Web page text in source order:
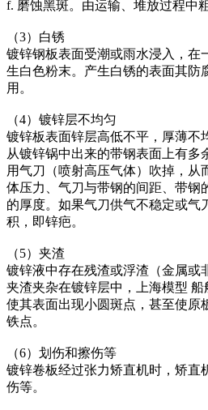
f. 磨蚀黑斑。由运输、堆放过程中
（3）白锈
镀锌钢板表面受潮或雨水浸入，在
生白色粉末。产生白锈的表面其防
用。
（4）镀锌层不均匀
镀锌板表面锌层高低不平，厚薄不
从镀锌锅中出来的带钢表面上有多
用气刀（喷射高压气体）吹掉，从
体压力、气刀与带钢的间距、带钢
的厚度。如果气刀供气不稳定或气
积，即锌疤。
（5）夹渣
镀锌液中存在残渣或浮渣（金属或
夹渣夹杂在镀锌层中，上海模型
使其表面出现小圆斑点，甚至使原
铁点。
（6）划伤和擦伤等
镀锌卷板经过张力矫直机时，矫直
伤等。